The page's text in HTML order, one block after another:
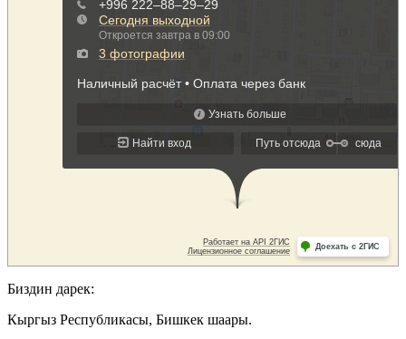
Биздин дарек:
Кыргыз Республикасы, Бишкек шаары.